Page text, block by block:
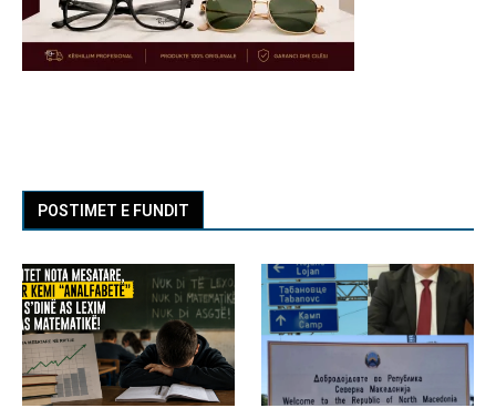
POSTIMET E FUNDIT